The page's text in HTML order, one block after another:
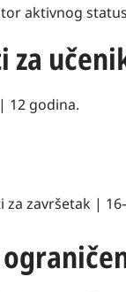
aktivnog
za
12 godina.
za završetak |